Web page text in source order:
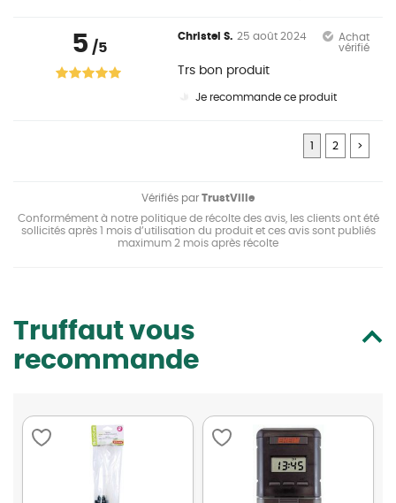
5 /5
Christel S. 25 août 2024
Achat
vérifié
Trs bon produit
Je recommande ce produit
1 2 >
Vérifiés par TrustVille
Conformément à notre politique de récolte des avis, les clients ont été
sollicités après 1 mois d’utilisation du produit et ces avis sont publiés
maximum 2 mois après récolte
Truffaut vous
recommande